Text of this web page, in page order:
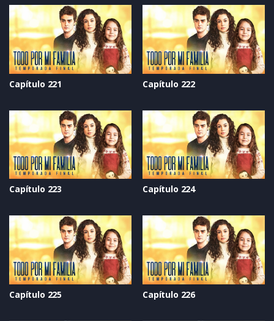
Capítulo 221 Capítulo 222
Capítulo 223 Capítulo 224
Capítulo 225 Capítulo 226